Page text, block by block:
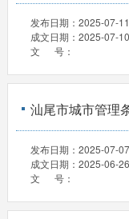
发布日期： 2025-07-11
成文日期： 2025-07-10
文 号：
汕尾市城市管理
发布日期： 2025-07-07
成文日期： 2025-06-26
文 号：